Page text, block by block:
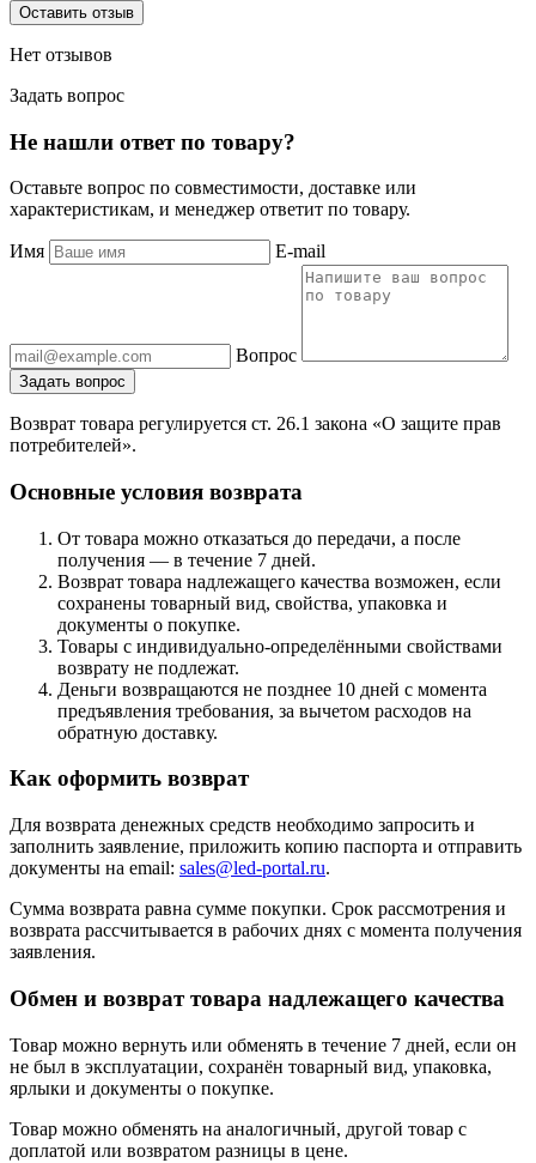
Оставить отзыв
Нет отзывов
Задать вопрос
Не нашли ответ по товару?
Оставьте вопрос по совместимости, доставке или
характеристикам, и менеджер ответит по товару.
Имя E-mail
Вопрос
Задать вопрос
Возврат товара регулируется ст. 26.1 закона «О защите прав
потребителей».
Основные условия возврата
От товара можно отказаться до передачи, а после
получения — в течение 7 дней.
Возврат товара надлежащего качества возможен, если
сохранены товарный вид, свойства, упаковка и
документы о покупке.
Товары с индивидуально-определёнными свойствами
возврату не подлежат.
Деньги возвращаются не позднее 10 дней с момента
предъявления требования, за вычетом расходов на
обратную доставку.
Как оформить возврат
Для возврата денежных средств необходимо запросить и
заполнить заявление, приложить копию паспорта и отправить
документы на email: sales@led-portal.ru.
Сумма возврата равна сумме покупки. Срок рассмотрения и
возврата рассчитывается в рабочих днях с момента получения
заявления.
Обмен и возврат товара надлежащего качества
Товар можно вернуть или обменять в течение 7 дней, если он
не был в эксплуатации, сохранён товарный вид, упаковка,
ярлыки и документы о покупке.
Товар можно обменять на аналогичный, другой товар с
доплатой или возвратом разницы в цене.